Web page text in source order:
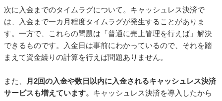
次に入金までのタイムラグについて。キャッシュレス決済で
は、入金まで一カ月程度タイムラグが発生することがありま
す。一方で、これらの問題は「普通に売上管理を行えば」解決
できるものです。入金日は事前にわかっているので、それを踏
まえて資金繰りの計算を行えば問題ありません。
また、
月2回の入金や数日以内に入金されるキャッシュレス決済
サービスも増えています。 キャッシュレス決済を導入したから